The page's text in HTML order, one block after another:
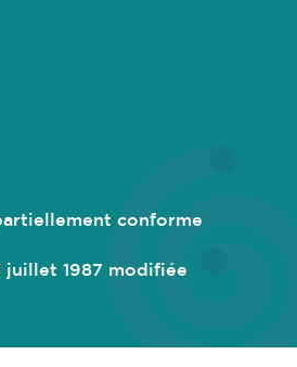
conforme
juillet 1987 modifiée